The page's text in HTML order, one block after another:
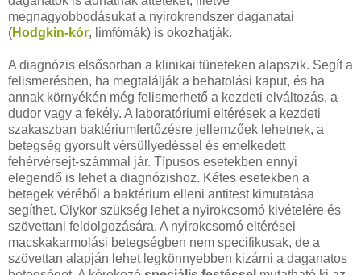
megnagyobbodásukat a nyirokrendszer daganatai
(Hodgkin-kór, limfómák) is okozhatják.
A diagnózis elsősorban a klinikai tüneteken alapszik. Segít a
felismerésben, ha megtalálják a behatolási kaput, és ha
annak környékén még felismerhető a kezdeti elváltozás, a
dudor vagy a fekély. A laboratóriumi eltérések a kezdeti
szakaszban baktériumfertőzésre jellemzőek lehetnek, a
betegség gyorsult vérsüllyedéssel és emelkedett
fehérvérsejt-számmal jár. Típusos esetekben ennyi
elegendő is lehet a diagnózishoz. Kétes esetekben a
betegek véréből a baktérium elleni antitest kimutatása
segíthet. Olykor szükség lehet a nyirokcsomó kivételére és
szövettani feldolgozására. A nyirokcsomó eltérései
macskakarmolási betegségben nem specifikusak, de a
szövettan alapján lehet legkönnyebben kizárni a daganatos